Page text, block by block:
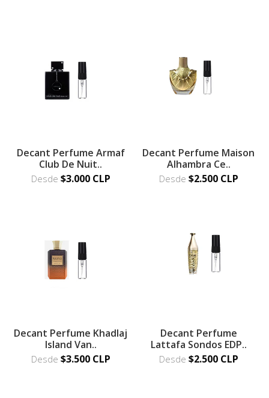
Decant Perfume Armaf
Club De Nuit..
Desde $3.000 CLP
Decant Perfume Maison
Alhambra Ce..
Desde $2.500 CLP
Decant Perfume Khadlaj
Island Van..
Desde $3.500 CLP
Decant Perfume
Lattafa Sondos EDP..
Desde $2.500 CLP